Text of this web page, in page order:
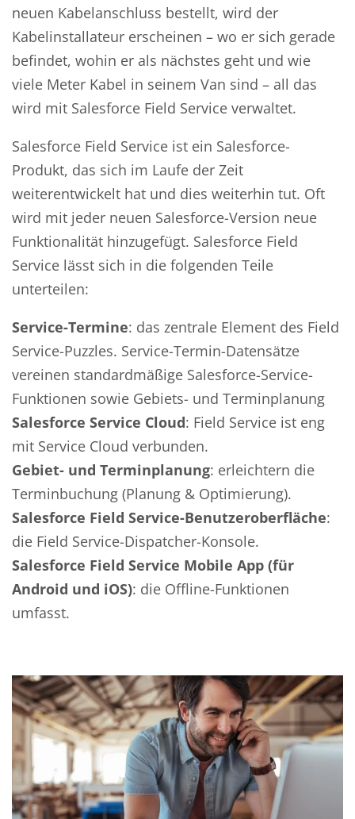
neuen Kabelanschluss bestellt, wird der
Kabelinstallateur erscheinen – wo er sich gerade
befindet, wohin er als nächstes geht und wie
viele Meter Kabel in seinem Van sind – all das
wird mit Salesforce Field Service verwaltet.
Salesforce Field Service ist ein Salesforce-
Produkt, das sich im Laufe der Zeit
weiterentwickelt hat und dies weiterhin tut. Oft
wird mit jeder neuen Salesforce-Version neue
Funktionalität hinzugefügt. Salesforce Field
Service lässt sich in die folgenden Teile
unterteilen:
Service-Termine: das zentrale Element des Field
Service-Puzzles. Service-Termin-Datensätze
vereinen standardmäßige Salesforce-Service-
Funktionen sowie Gebiets- und Terminplanung
Salesforce Service Cloud: Field Service ist eng
mit Service Cloud verbunden.
Gebiet- und Terminplanung: erleichtern die
Terminbuchung (Planung & Optimierung).
Salesforce Field Service-Benutzeroberfläche:
die Field Service-Dispatcher-Konsole.
Salesforce Field Service Mobile App (für
Android und iOS): die Offline-Funktionen
umfasst.